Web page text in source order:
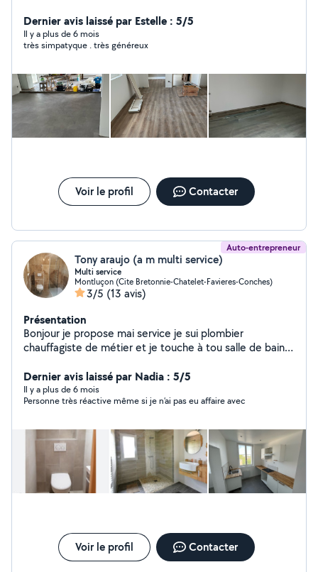
Dernier avis laissé par Estelle : 5/5
Il y a plus de 6 mois
très simpatyque . très généreux
Voir le profil Contacter
Auto-entrepreneur
Tony araujo (a m multi service)
Multi service
Montluçon (Cite Bretonnie-Chatelet-Favieres-Conches)
3/5 (13 avis)
Présentation
Bonjour je propose mai service je sui plombier
chauffagiste de métier et je touche à tou salle de bain
Dernier avis laissé par Nadia : 5/5
Il y a plus de 6 mois
Personne très réactive même si je n’ai pas eu affaire avec
Voir le profil Contacter